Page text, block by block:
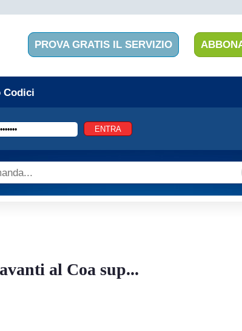
PROVA GRATIS IL SERVIZIO
Codici
al Coa sup...